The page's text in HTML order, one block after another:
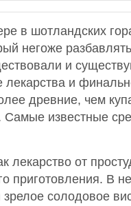
в шотландских
негоже
и
лекарства и
древние, чем
Самые известные
лекарство от
приготовления. В
зрелое солодовое